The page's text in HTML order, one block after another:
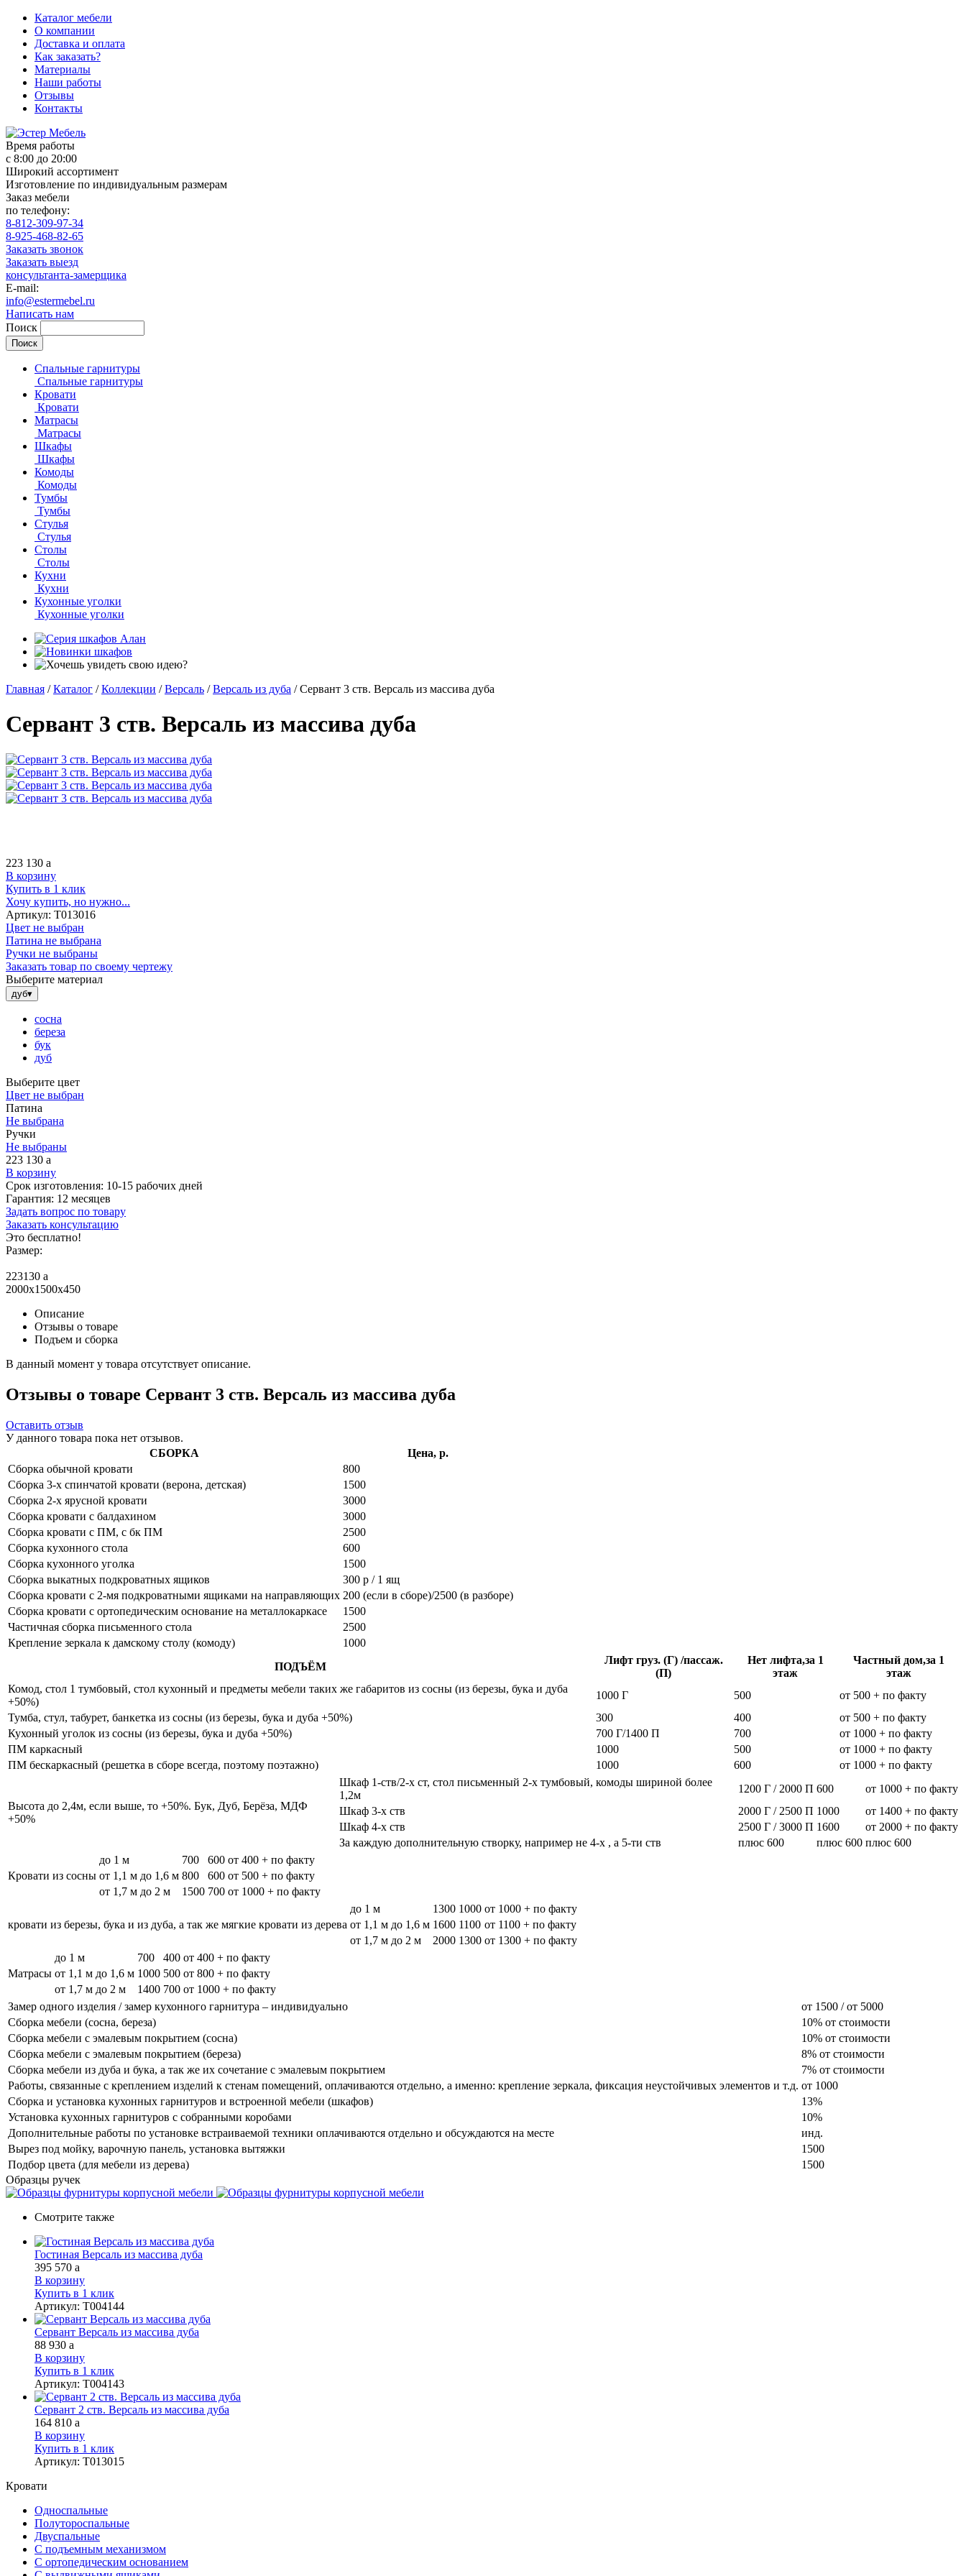
Каталог мебели
О компании
Доставка и оплата
Как заказать?
Материалы
Наши работы
Отзывы
Контакты
Время работы
с 8:00 до 20:00
Широкий ассортимент
Изготовление по индивидуальным размерам
Заказ мебели
по телефону:
8-812-309-97-34
8-925-468-82-65
Заказать звонок
Заказать выезд
консультанта-замерщика
E-mail:
info@estermebel.ru
Написать нам
Поиск
Спальные гарнитуры
Спальные гарнитуры
Кровати
Кровати
Матрасы
Матрасы
Шкафы
Шкафы
Комоды
Комоды
Тумбы
Тумбы
Стулья
Стулья
Столы
Столы
Кухни
Кухни
Кухонные уголки
Кухонные уголки
Главная / Каталог / Коллекции / Версаль / Версаль из дуба / Сервант 3 ств. Версаль из массива дуба
Сервант 3 ств. Версаль из массива дуба
223 130 a
В корзину
Купить в 1 клик
Хочу купить, но нужно...
Артикул: Т013016
Цвет не выбран
Патина не выбрана
Ручки не выбраны
Заказать товар по своему чертежу
Выберите материал
дуб▾
сосна
береза
бук
дуб
Выберите цвет
Цвет не выбран
Патина
Не выбрана
Ручки
Не выбраны
223 130 a
В корзину
Срок изготовления: 10-15 рабочих дней
Гарантия: 12 месяцев
Задать вопрос по товару
Заказать консультацию
Это бесплатно!
Размер:
223130 a
2000x1500x450
Описание
Отзывы о товаре
Подъем и сборка
В данный момент у товара отсутствует описание.
Отзывы о товаре Сервант 3 ств. Версаль из массива дуба
Оставить отзыв
У данного товара пока нет отзывов.
СБОРКА
Цена, р.
Сборка обычной кровати
800
Сборка 3-х спинчатой кровати (верона, детская)
1500
Сборка 2-х ярусной кровати
3000
Сборка кровати с балдахином
3000
Сборка кровати с ПМ, с бк ПМ
2500
Сборка кухонного стола
600
Сборка кухонного уголка
1500
Сборка выкатных подкроватных ящиков
300 р / 1 ящ
Сборка кровати с 2-мя подкроватными ящиками на направляющих 200 (если в сборе)/2500 (в разборе)
Сборка кровати с ортопедическим основание на металлокаркасе
1500
Частичная сборка письменного стола
2500
Крепление зеркала к дамскому столу (комоду)
1000
ПОДЪЁМ
Лифт груз. (Г) /пассаж.
(П)
Нет лифта,за 1
этаж
Частный дом,за 1
этаж
Комод, стол 1 тумбовый, стол кухонный и предметы мебели таких же габаритов из сосны (из березы, бука и дуба
+50%)
1000 Г 500
от 500 + по факту
Тумба, стул, табурет, банкетка из сосны (из березы, бука и дуба +50%)
300 400
от 500 + по факту
Кухонный уголок из сосны (из березы, бука и дуба +50%)
700 Г/1400 П 700
от 1000 + по факту
ПМ каркасный
1000 500
от 1000 + по факту
ПМ бескаркасный (решетка в сборе всегда, поэтому поэтажно)
1000 600 от 1000 + по факту
Высота до 2,4м, если выше, то +50%. Бук, Дуб, Берёза, МДФ
+50%
Шкаф 1-ств/2-х ст, стол письменный 2-х тумбовый, комоды шириной более
1,2м
1200 Г / 2000 П 600
от 1000 + по факту
Шкаф 3-х ств
2000 Г / 2500 П 1000
от 1400 + по факту
Шкаф 4-х ств
2500 Г / 3000 П 1600
от 2000 + по факту
За каждую дополнительную створку, например не 4-х , а 5-ти ств
плюс 600 плюс 600 плюс 600
Кровати из сосны
до 1 м 700 600 от 400 + по факту
от 1,1 м до 1,6 м 800 600 от 500 + по факту
от 1,7 м до 2 м
1500 700 от 1000 + по факту
кровати из березы, бука и из дуба, а так же мягкие кровати из дерева
до 1 м 1300 1000 от 1000 + по факту
от 1,1 м до 1,6 м 1600 1100 от 1100 + по факту
от 1,7 м до 2 м
2000 1300 от 1300 + по факту
Матрасы
до 1 м 700 400 от 400 + по факту
от 1,1 м до 1,6 м 1000 500 от 800 + по факту
от 1,7 м до 2 м
1400 700 от 1000 + по факту
Замер одного изделия / замер кухонного гарнитура – индивидуально
от 1500 / от 5000
Сборка мебели (сосна, береза)
10% от стоимости
Сборка мебели с эмалевым покрытием (сосна)
10% от стоимости
Сборка мебели с эмалевым покрытием (береза)
8% от стоимости
Сборка мебели из дуба и бука, а так же их сочетание с эмалевым покрытием
7% от стоимости
Работы, связанные с креплением изделий к стенам помещений, оплачиваются отдельно, а именно: крепление зеркала, фиксация неустойчивых элементов и т.д. от 1000
Сборка и установка кухонных гарнитуров и встроенной мебели (шкафов)
13%
Установка кухонных гарнитуров с собранными коробами
10%
Дополнительные работы по установке встраиваемой техники оплачиваются отдельно и обсуждаются на месте
инд.
Вырез под мойку, варочную панель, установка вытяжки
1500
Подбор цвета (для мебели из дерева)
1500
Образцы ручек
Смотрите также
Гостиная Версаль из массива дуба
395 570 a
В корзину
Купить в 1 клик
Артикул: Т004144
Сервант Версаль из массива дуба
88 930 a
В корзину
Купить в 1 клик
Артикул: Т004143
Сервант 2 ств. Версаль из массива дуба
164 810 a
В корзину
Купить в 1 клик
Артикул: Т013015
Кровати
Односпальные
Полутороспальные
Двуспальные
С подъемным механизмом
С ортопедическим основанием